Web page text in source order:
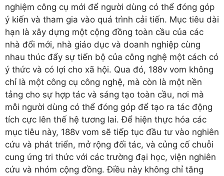
nghiệm công cụ mới để người dùng có thể đóng góp
ý kiến và tham gia vào quá trình cải tiến. Mục tiêu dài
hạn là xây dựng một cộng đồng toàn cầu của các
nhà đổi mới, nhà giáo dục và doanh nghiệp cùng
nhau thúc đẩy sự tiến bộ của công nghệ một cách có
ý thức và có lợi cho xã hội. Qua đó, 188v vom không
chỉ là một công cụ công nghệ, mà còn là một nền
tảng cho sự hợp tác và sáng tạo toàn cầu, nơi mà
mỗi người dùng có thể đóng góp để tạo ra tác động
tích cực lên thế hệ tương lai. Để hiện thực hóa các
mục tiêu này, 188v vom sẽ tiếp tục đầu tư vào nghiên
cứu và phát triển, mở rộng đối tác, và củng cố chuỗi
cung ứng tri thức với các trường đại học, viện nghiên
cứu và nhóm cộng đồng. Điều này không chỉ tăng